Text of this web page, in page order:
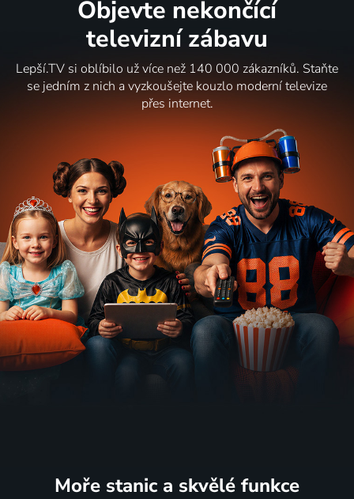
bestie
Objevte nekončící
televizní zábavu
Lepší.TV si oblíbilo už více než 140 000 zákazníků. Staňte
se jedním z nich a vyzkoušejte kouzlo moderní televize
přes internet.
Moře stanic a skvělé funkce